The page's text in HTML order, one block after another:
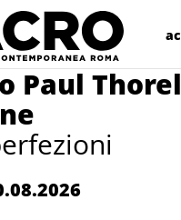
Paul Thorel